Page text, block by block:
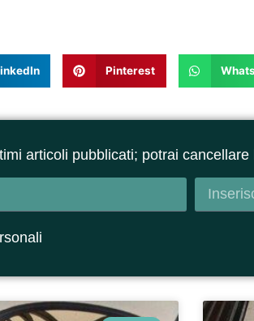
Pinterest
articoli pubblicati; potrai